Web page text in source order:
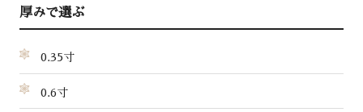
厚みで選ぶ
0.35寸
0.6寸